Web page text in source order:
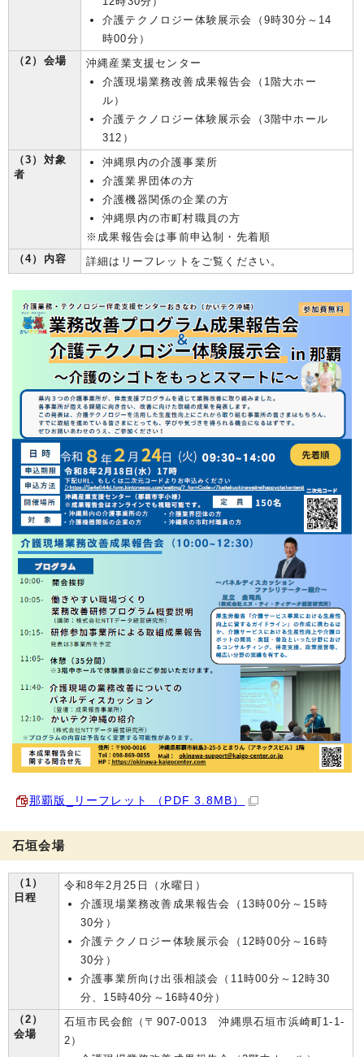
介護テクノロジー体験展示会（9時30分～14
時00分）
（2）会場
沖縄産業支援センター
介護現場業務改善成果報告会（1階大ホー
ル）
介護テクノロジー体験展示会（3階中ホール
312）
（3）対象
者
沖縄県内の介護事業所
介護業界団体の方
介護機器関係の企業の方
沖縄県内の市町村職員の方
※成果報告会は事前申込制・先着順
（4）内容
詳細はリーフレットをご覧ください。
那覇版_リーフレット （PDF 3.8MB）
石垣会場
（1）
日程
令和8年2月25日（水曜日）
介護現場業務改善成果報告会（13時00分～15時
30分）
介護テクノロジー体験展示会（12時00分～16時
30分）
介護事業所向け出張相談会（11時00分～12時30
分、15時40分～16時40分）
（2）
会場
石垣市民会館（〒907-0013 沖縄県石垣市浜崎町1-1-
2）